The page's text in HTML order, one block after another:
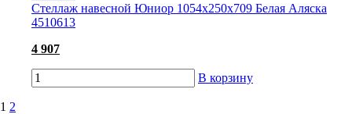
Стеллаж навесной Юниор 1054х250х709 Белая Аляска
4510613
4 907
В корзину
1 2